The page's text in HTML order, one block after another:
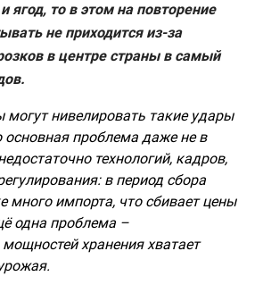
ягод, то в этом на повторение
не приходится из-за
в центре страны в самый
могут нивелировать такие удары
проблема даже не в
технологий, кадров,
в период сбора
много импорта, что сбивает цены
одна проблема –
хранения хватает